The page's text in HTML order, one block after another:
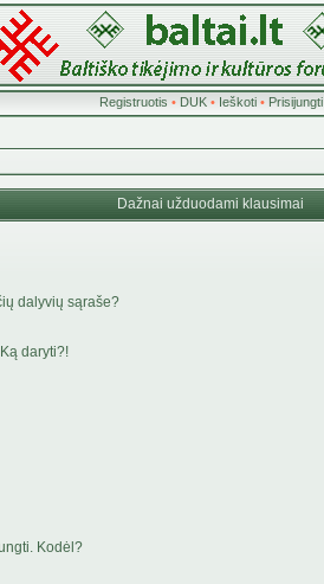
Registruotis • DUK• Ieškoti• Prisijungti
Dažnai užduodami klausimai
dalyvių sąraše?
daryti?!
Kodėl?